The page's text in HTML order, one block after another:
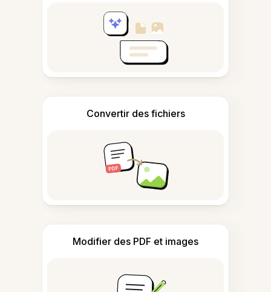
Convertir des fichiers
Modifier des PDF et images